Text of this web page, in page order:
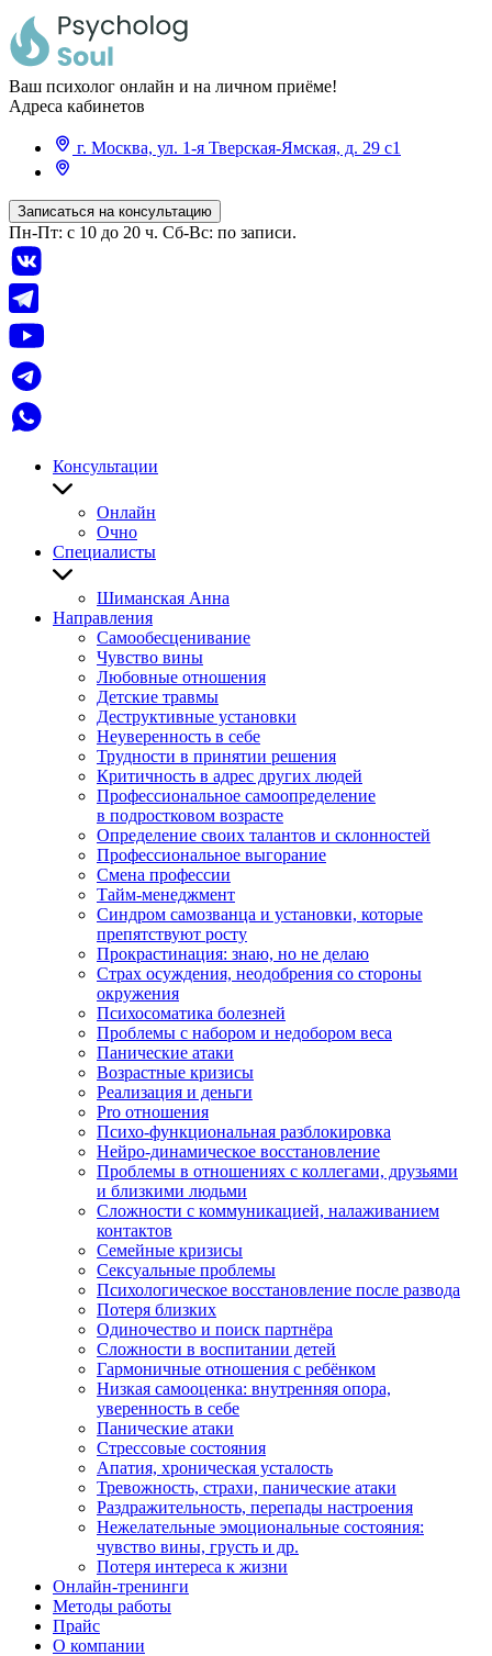
Ваш психолог онлайн и на личном приёме!
Адреса кабинетов
г. Москва, ул. 1-я Тверская-Ямская, д. 29 с1
Записаться на консультацию
Пн-Пт: с 10 до 20 ч. Сб-Вс: по записи.
Консультации
Онлайн
Очно
Специалисты
Шиманская Анна
Направления
Самообесценивание
Чувство вины
Любовные отношения
Детские травмы
Деструктивные установки
Неуверенность в себе
Трудности в принятии решения
Критичность в адрес других людей
Профессиональное самоопределение
в подростковом возрасте
Определение своих талантов и склонностей
Профессиональное выгорание
Смена профессии
Тайм-менеджмент
Синдром самозванца и установки, которые
препятствуют росту
Прокрастинация: знаю, но не делаю
Страх осуждения, неодобрения со стороны
окружения
Психосоматика болезней
Проблемы с набором и недобором веса
Панические атаки
Возрастные кризисы
Реализация и деньги
Pro отношения
Психо-функциональная разблокировка
Нейро-динамическое восстановление
Проблемы в отношениях с коллегами, друзьями
и близкими людьми
Сложности с коммуникацией, налаживанием
контактов
Семейные кризисы
Сексуальные проблемы
Психологическое восстановление после развода
Потеря близких
Одиночество и поиск партнёра
Сложности в воспитании детей
Гармоничные отношения с ребёнком
Низкая самооценка: внутренняя опора,
уверенность в себе
Панические атаки
Стрессовые состояния
Апатия, хроническая усталость
Тревожность, страхи, панические атаки
Раздражительность, перепады настроения
Нежелательные эмоциональные состояния:
чувство вины, грусть и др.
Потеря интереса к жизни
Онлайн-тренинги
Методы работы
Прайс
О компании